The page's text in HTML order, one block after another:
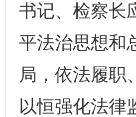
书记、检察长
平法治思想和
局，依法履职
以恒强化法律